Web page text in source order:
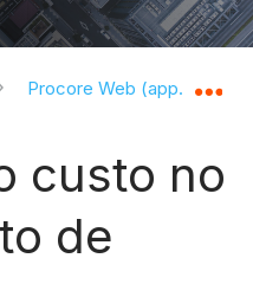
hierarquia
Procore Web
custo no
de